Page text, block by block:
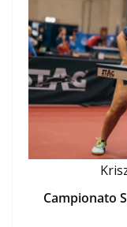
Campionato